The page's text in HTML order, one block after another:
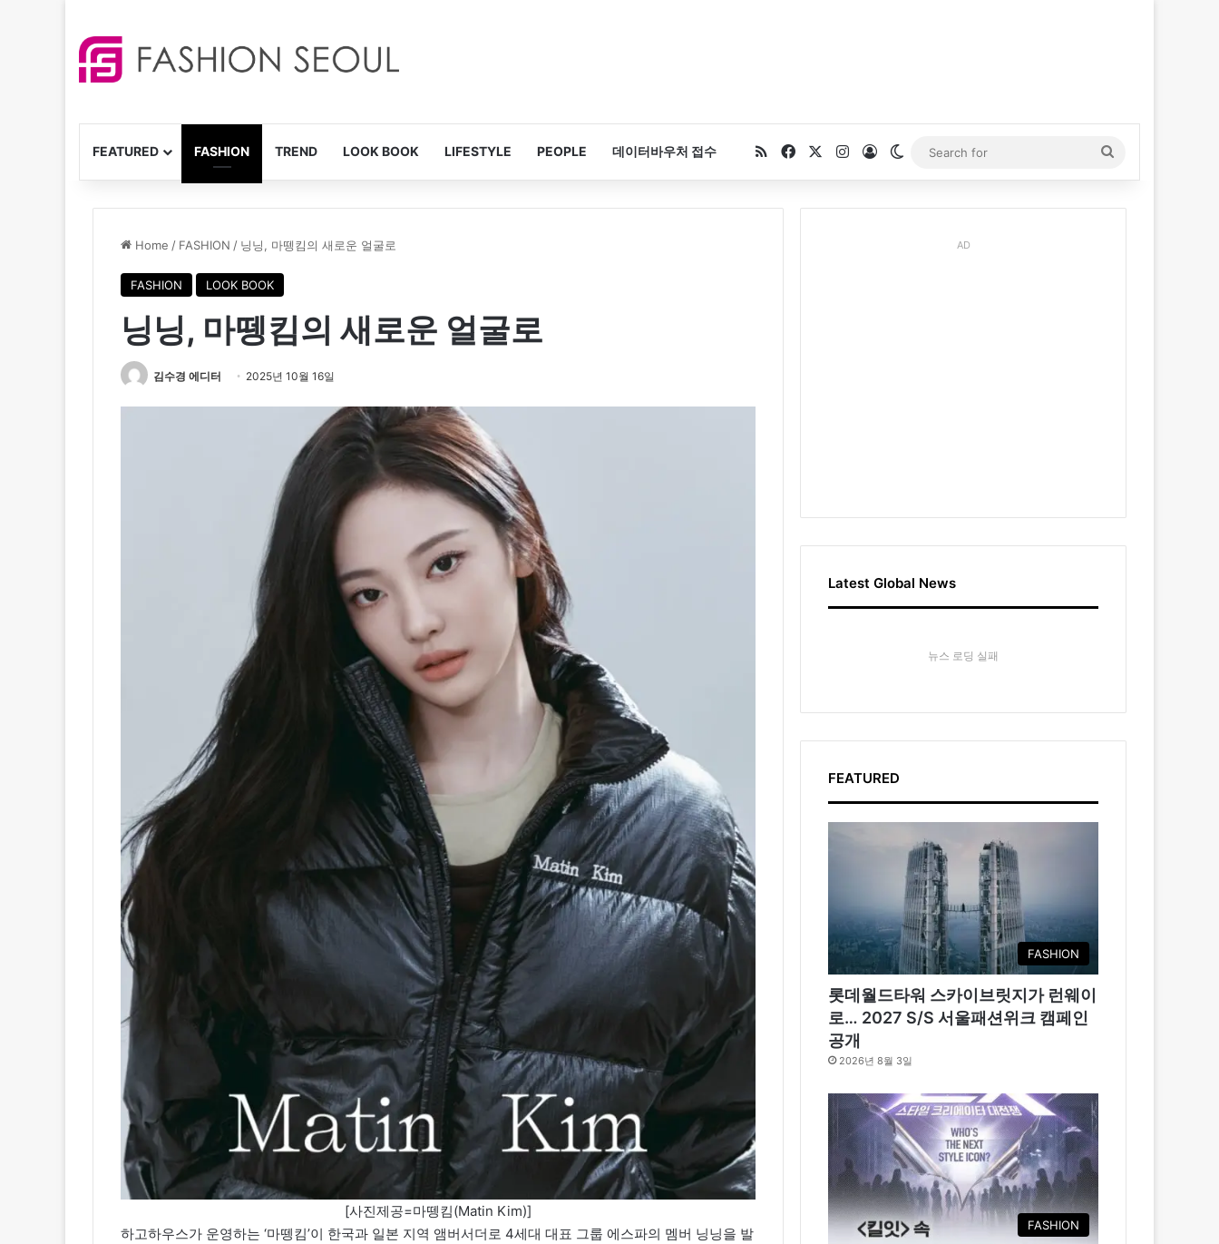
FEATURED FASHION TREND LOOK BOOK LIFESTYLE PEOPLE 데이터바우처 접수 RSSFacebookInstagram
Log InSwitch skin
for
Home / FASHION / 닝닝, 마뗑킴의 새로운 얼굴로
FASHION LOOK BOOK
닝닝, 마뗑킴의 새로운 얼굴로
김수경 에디터 2025년 10월 16일
[사진제공=마뗑킴(Matin Kim)]
하고하우스가 운영하는 ‘마뗑킴’이 한국과 일본 지역 앰버서더로 4세대 대표 그룹 에스파의 멤버 닝닝을 발
AD
Latest Global News
뉴스 로딩 실패
FEATURED
FASHION
롯데월드타워 스카이브릿지가 런웨이
로… 2027 S/S 서울패션위크 캠페인
공개
2026년 8월 3일
FASHION